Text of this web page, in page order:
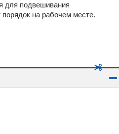
для подвешивания
порядок на рабочем месте.